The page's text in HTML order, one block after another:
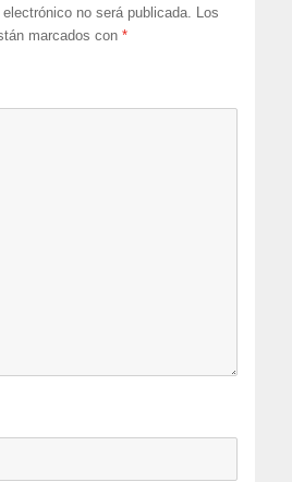
no será publicada. Los
marcados con*